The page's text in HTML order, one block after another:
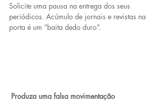
Solicite uma pausa na entrega dos seus
periódicos. Acúmulo de jornais e revistas na
porta é um “baita dedo duro”.
Produza uma falsa movimentação